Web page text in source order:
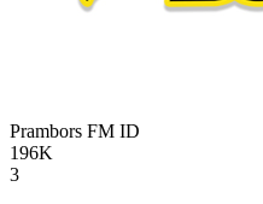
Prambors FM ID
196K
3